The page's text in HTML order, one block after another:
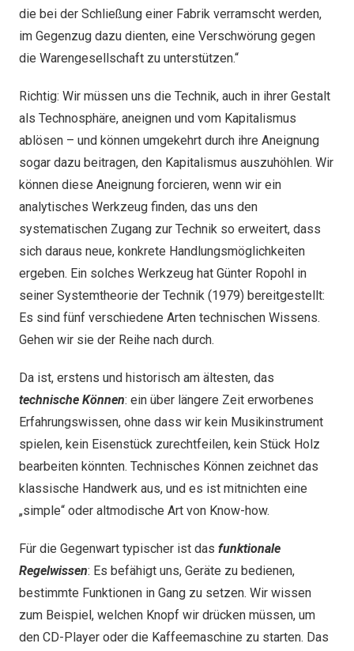
die bei der Schließung einer Fabrik verramscht werden,
im Gegenzug dazu dienten, eine Verschwörung gegen
die Warengesellschaft zu unterstützen.“
Richtig: Wir müssen uns die Technik, auch in ihrer Gestalt
als Technosphäre, aneignen und vom Kapitalismus
ablösen – und können umgekehrt durch ihre Aneignung
sogar dazu beitragen, den Kapitalismus auszuhöhlen. Wir
können diese Aneignung forcieren, wenn wir ein
analytisches Werkzeug finden, das uns den
systematischen Zugang zur Technik so erweitert, dass
sich daraus neue, konkrete Handlungsmöglichkeiten
ergeben. Ein solches Werkzeug hat Günter Ropohl in
seiner Systemtheorie der Technik (1979) bereitgestellt:
Es sind fünf verschiedene Arten technischen Wissens.
Gehen wir sie der Reihe nach durch.
Da ist, erstens und historisch am ältesten, das
technische Können: ein über längere Zeit erworbenes
Erfahrungswissen, ohne dass wir kein Musikinstrument
spielen, kein Eisenstück zurechtfeilen, kein Stück Holz
bearbeiten könnten. Technisches Können zeichnet das
klassische Handwerk aus, und es ist mitnichten eine
„simple“ oder altmodische Art von Know-how.
Für die Gegenwart typischer ist das funktionale
Regelwissen: Es befähigt uns, Geräte zu bedienen,
bestimmte Funktionen in Gang zu setzen. Wir wissen
zum Beispiel, welchen Knopf wir drücken müssen, um
den CD-Player oder die Kaffeemaschine zu starten. Das